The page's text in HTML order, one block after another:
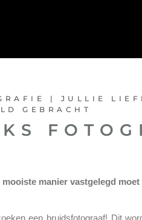
| JULLIE
GEBRACHT
manier vastgelegd
een bruidsfotograaf! Dit